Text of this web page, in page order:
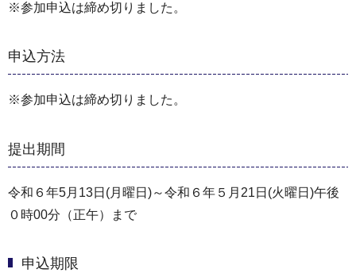
※参加申込は締め切りました。
申込方法
※参加申込は締め切りました。
提出期間
令和６年5月13日(月曜日)～令和６年５月21日(火曜日)午後
０時00分（正午）まで
申込期限